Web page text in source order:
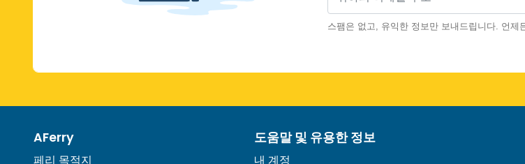
스팸은 없고, 유익한 정보만 보내드립니다. 언제
AFerry
페리 목적지
도움말 및 유용한 정보
내 계정